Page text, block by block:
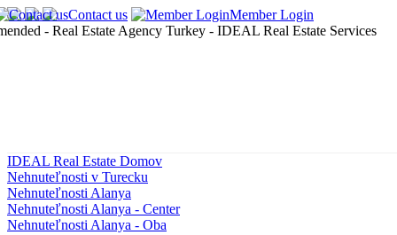
Contact us Member Login
IDEAL Real Estate Domov
Nehnuteľnosti v Turecku
Nehnuteľnosti Alanya
Nehnuteľnosti Alanya - Center
Nehnuteľnosti Alanya - Oba